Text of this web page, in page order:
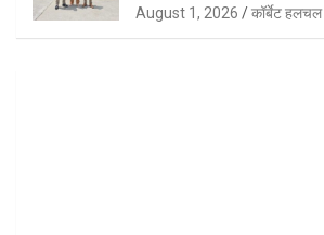
August 1, 2026 कॉर्बेट हलचल